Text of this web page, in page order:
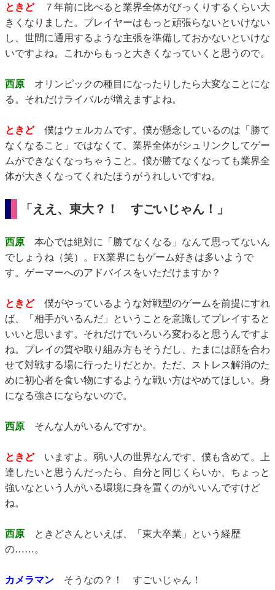
ときど７年前に比べると業界全体がびっくりするくらい大
きくなりました。プレイヤーはもっと頑張らないといけない
し、世間に通用するような主張を準備しておかないといけな
いですよね。これからもっと大きくなっていくと思うので。
西原 オリンピックの種目になったりしたら大変なことにな
る。それだけライバルが増えますよね。
ときど僕はウェルカムです。僕が懸念しているのは「勝て
なくなること」ではなくて、業界全体がシュリンクしてゲー
ムができなくなっちゃうこと。僕が勝てなくなっても業界全
体が大きくなってくれたほうがうれしいですね。
「ええ、東大？！ すごいじゃん！」
西原 本心では絶対に「勝てなくなる」なんて思ってないん
でしょうね（笑）。FX業界にもゲーム好きは多いようで
す。ゲーマーへのアドバイスをいただけますか？
ときど僕がやっているような対戦型のゲームを前提にすれ
ば、「相手がいるんだ」ということを意識してプレイすると
いいと思います。それだけでいろいろ変わると思うんですよ
ね。プレイの質や取り組み方もそうだし、たまには顔を合わ
せて対戦する場に行ったりだとか。ただ、ストレス解消のた
めに初心者を食い物にするような戦い方はやめてほしい。身
になる強さにならないので。
西原 そんな人がいるんですか。
ときどいますよ。弱い人の世界なんです、僕も含めて。上
達したいと思うんだったら、自分と同じくらいか、ちょっと
強いなという人がいる環境に身を置くのがいいんですけど
ね。
西原 ときどさんといえば、「東大卒業」という経歴
の……。
カメラマン そうなの？！ すごいじゃん！